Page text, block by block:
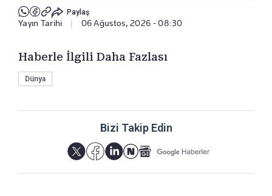
Paylaş
Yayın Tarihi 06 Ağustos, 2026 - 08:30
Haberle İlgili Daha Fazlası
Dünya
Bizi Takip Edin